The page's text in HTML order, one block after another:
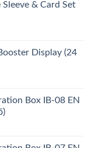
& Card Set
Display (24
Box IB-08 EN